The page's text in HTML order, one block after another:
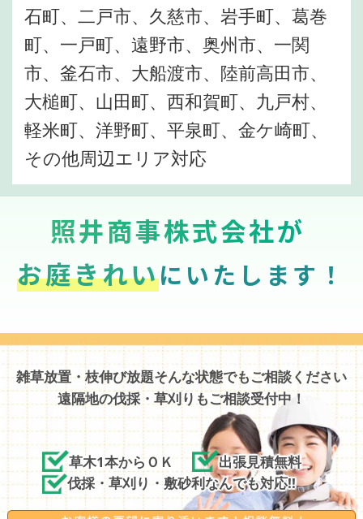
石町、二戸市、久慈市、岩手町、葛巻
町、一戸町、遠野市、奥州市、一関
市、釜石市、大船渡市、陸前高田市、
大槌町、山田町、西和賀町、九戸村、
軽米町、洋野町、平泉町、金ケ崎町、
その他周辺エリア対応
照井商事株式会社が
お庭きれいにいたします！
雑草放置・枝伸び放題そんな状態でもご相談ください
遠隔地の伐採・草刈りもご相談受付中！
草木1本からＯＫ
出張見積無料
伐採・草刈り・敷砂利なんでも対応!!